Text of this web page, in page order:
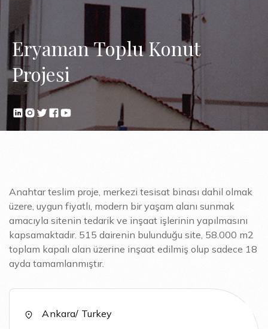
Eryaman Toplu Konut
Projesi
Anahtar teslim proje, merkezi tesisat binası dahil olmak
üzere, uygun fiyatlı, modern bir yaşam alanı sunmak
amacıyla sitenin tedarik ve inşaat işlerinin yapılmasını
kapsamaktadır. 515 dairenin bulunduğu site, 58.000 m2
toplam kapalı alan üzerine inşaat edilmiş olup sadece 18
ayda tamamlanmıştır.
Ankara/ Turkey